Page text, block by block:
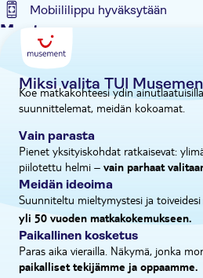
Mobiililippu hyväksytään
Muuta
Opastettu kierros
Välitön vahvistus
Virtuaalielämys
E-lippu
Hotel pick up
Miksi valita TUI
Koe matkakohteesi ydin
suunnittelemat, meidän kokoamat.
Vain parasta
Pienet yksityiskohdat ratkaisevat:
piilotettu helmi – vain parhaat
Meidän ideoima
Suunniteltu mieltymystesi ja
yli 50 vuoden matkakokemukseen.
Paikallinen kosketus
Paras aika vierailla. Näkymä, jonka
paikalliset tekijämme ja oppaamme.